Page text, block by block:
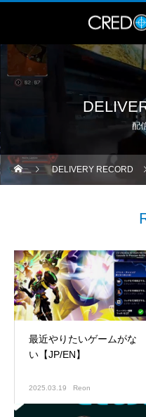
配
DELIVERY RECORD
最近やりたいゲームがな
い【JP/EN】
2025.03.19 Reon